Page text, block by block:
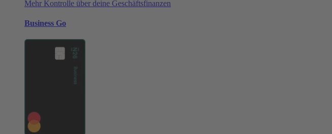
Mehr Kontrolle über deine Geschäftsfinanzen
Business Go